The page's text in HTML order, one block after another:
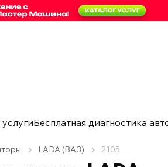
Бесплатная диагностика
LADA (ВАЗ) 2105